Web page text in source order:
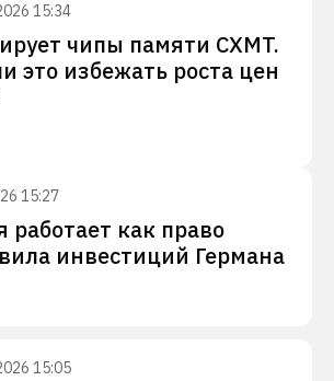
15:34
чипы памяти CXMT.
это избежать роста цен
15:27
работает как право
инвестиций Германа
15:05